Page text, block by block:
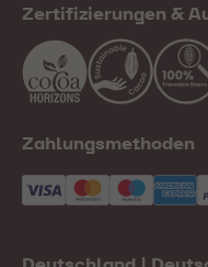
Zertifizierungen &
Zahlungsmethoden